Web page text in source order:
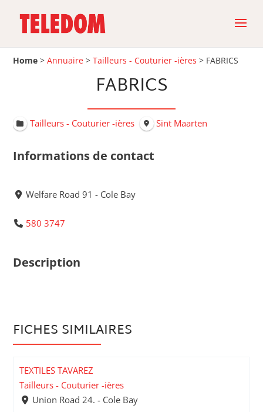
Home >Annuaire >Tailleurs - Couturier -ières > FABRICS
FABRICS
Tailleurs - Couturier -ières Sint Maarten
Informations de contact
Welfare Road 91 - Cole Bay
580 3747
Description
FICHES SIMILAIRES
TEXTILES TAVAREZ
Tailleurs - Couturier -ières
Union Road 24. - Cole Bay